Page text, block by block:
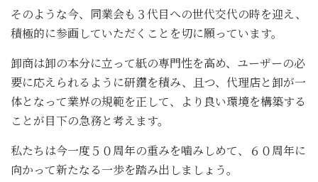
そのような今、同業会も３代目への世代交代の時を迎え、
積極的に参画していただくことを切に願っています。
卸商は卸の本分に立って紙の専門性を高め、ユーザーの必
要に応えられるように研鑽を積み、且つ、代理店と卸が一
体となって業界の規範を正して、より良い環境を構築する
ことが目下の急務と考えます。
私たちは今一度５０周年の重みを噛みしめて、６０周年に
向かって新たなる一歩を踏み出しましょう。